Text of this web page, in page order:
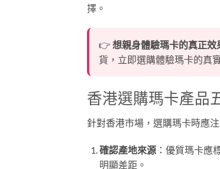
擇。
👉 想親身體驗瑪卡的真正效
貨，立即選購體驗瑪卡的真
香港選購瑪卡產品
針對香港市場，選購瑪卡時應注
確認產地來源：優質瑪卡應
明顯差距。